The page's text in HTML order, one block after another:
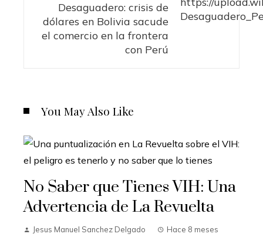
Desaguadero: crisis de
dólares en Bolivia sacude
el comercio en la frontera
con Perú
You May Also Like
No Saber que Tienes VIH: Una
Advertencia de La Revuelta
Jesus Manuel Sanchez Delgado Hace 8 meses